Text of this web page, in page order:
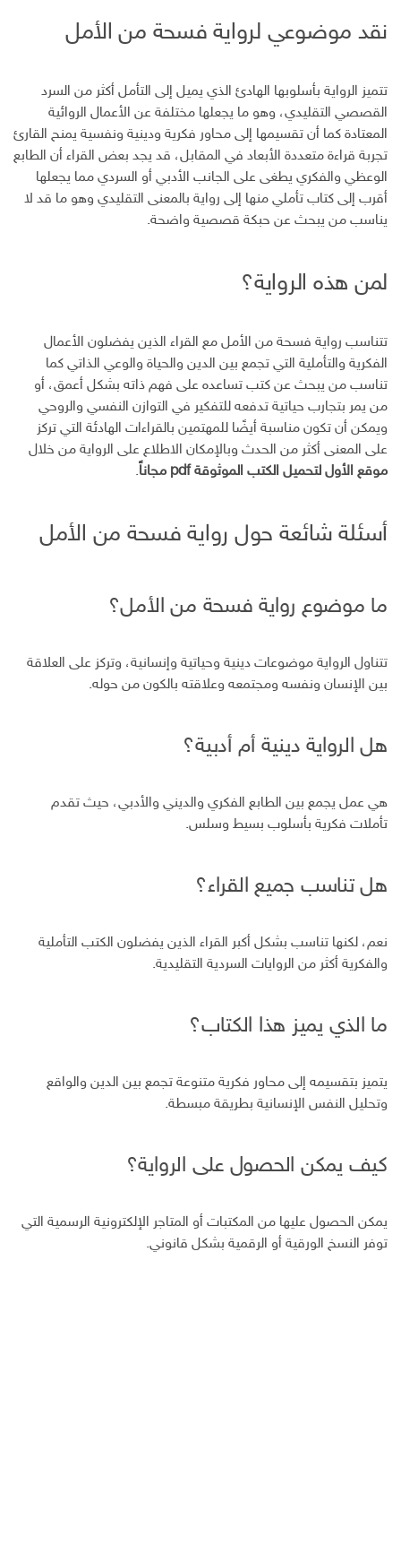
نقد موضوعي لرواية فسحة من الأمل
تتميز الرواية بأسلوبها الهادئ الذي يميل إلى التأمل أكثر من السرد
القصصي التقليدي، وهو ما يجعلها مختلفة عن الأعمال الروائية
المعتادة كما أن تقسيمها إلى محاور فكرية ودينية ونفسية يمنح القارئ
تجربة قراءة متعددة الأبعاد في المقابل، قد يجد بعض القراء أن الطابع
الوعظي والفكري يطغى على الجانب الأدبي أو السردي مما يجعلها
أقرب إلى كتاب تأملي منها إلى رواية بالمعنى التقليدي وهو ما قد لا
يناسب من يبحث عن حبكة قصصية واضحة.
لمن هذه الرواية؟
تتناسب رواية فسحة من الأمل مع القراء الذين يفضلون الأعمال
الفكرية والتأملية التي تجمع بين الدين والحياة والوعي الذاتي كما
تناسب من يبحث عن كتب تساعده على فهم ذاته بشكل أعمق، أو
من يمر بتجارب حياتية تدفعه للتفكير في التوازن النفسي والروحي
ويمكن أن تكون مناسبة أيضًا للمهتمين بالقراءات الهادئة التي تركز
على المعنى أكثر من الحدث وبالإمكان الاطلاع على الرواية من خلال
موقع الأول لتحميل الكتب الموثوقة pdf مجاناً
.
أسئلة شائعة حول رواية فسحة من الأمل
ما موضوع رواية فسحة من الأمل؟
تتناول الرواية موضوعات دينية وحياتية وإنسانية، وتركز على العلاقة
بين الإنسان ونفسه ومجتمعه وعلاقته بالكون من حوله.
هل الرواية دينية أم أدبية؟
هي عمل يجمع بين الطابع الفكري والديني والأدبي، حيث تقدم
تأملات فكرية بأسلوب بسيط وسلس.
هل تناسب جميع القراء؟
نعم، لكنها تناسب بشكل أكبر القراء الذين يفضلون الكتب التأملية
والفكرية أكثر من الروايات السردية التقليدية.
ما الذي يميز هذا الكتاب؟
يتميز بتقسيمه إلى محاور فكرية متنوعة تجمع بين الدين والواقع
وتحليل النفس الإنسانية بطريقة مبسطة.
كيف يمكن الحصول على الرواية؟
يمكن الحصول عليها من المكتبات أو المتاجر الإلكترونية الرسمية التي
توفر النسخ الورقية أو الرقمية بشكل قانوني.